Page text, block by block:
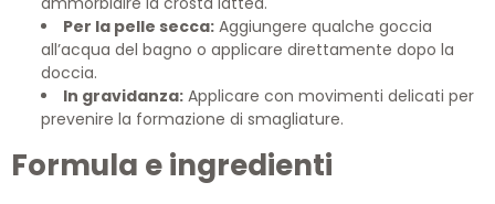
Per la pelle secca: Aggiungere qualche goccia
all’acqua del bagno o applicare direttamente dopo la
doccia.
In gravidanza: Applicare con movimenti delicati per
prevenire la formazione di smagliature.
Formula e ingredienti